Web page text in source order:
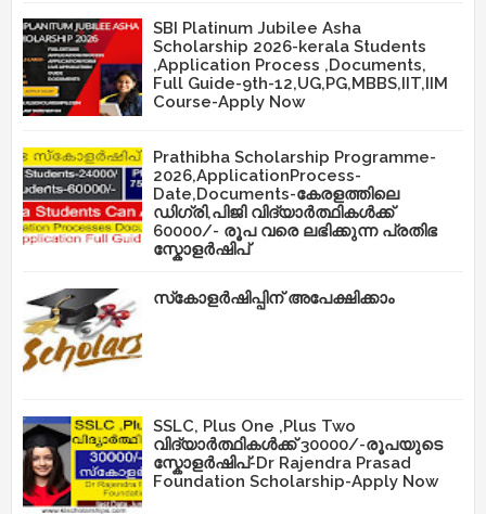
SBI Platinum Jubilee Asha
Scholarship 2026-kerala Students
,Application Process ,Documents,
Full Guide-9th-12,UG,PG,MBBS,IIT,IIM
Course-Apply Now
Prathibha Scholarship Programme-
2026,ApplicationProcess-
Date,Documents-കേരളത്തിലെ
ഡിഗ്രി,പിജി വിദ്യാർത്ഥികൾക്ക്
60000/- രൂപ വരെ ലഭിക്കുന്ന പ്രതിഭ
സ്കോളർഷിപ്
സ്‌കോളർഷിപ്പിന് അപേക്ഷിക്കാം
SSLC, Plus One ,Plus Two
വിദ്യാർത്ഥികൾക്ക് 30000/-രൂപയുടെ
സ്കോളർഷിപ്-Dr Rajendra Prasad
Foundation Scholarship-Apply Now